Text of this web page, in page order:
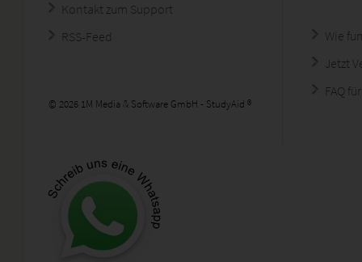
Kontakt zum Support
RSS-Feed
© 2026 1M Media & Software GmbH - StudyAid ®
Wie
Jetzt
FAQ